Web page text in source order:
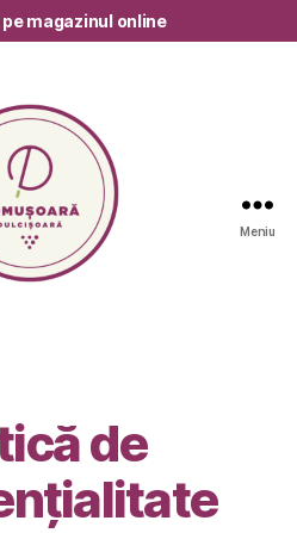
magazinul online
Meniu
de